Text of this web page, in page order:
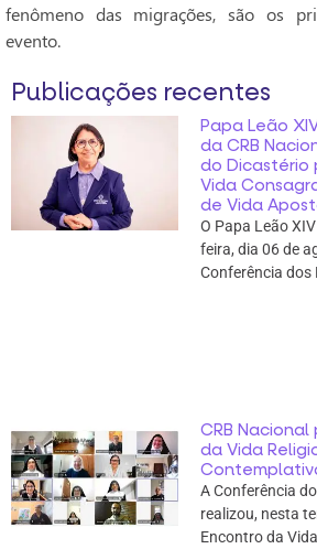
fenômeno das migrações, são os
evento.
Publicações recentes
Papa Leão
da CRB
do Dicastério
Vida
de Vida
O Papa Leão
feira, dia 06 de
Conferência dos
CRB
da Vida
A Conferência
realizou, nesta
Encontro da